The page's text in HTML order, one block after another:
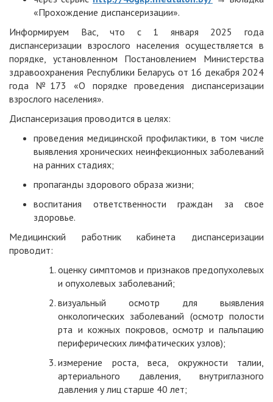
«Прохождение диспансеризации».
Информируем Вас, что с 1 января 2025 года
диспансеризации взрослого населения осуществляется в
порядке, установленном Постановлением Министерства
здравоохранения Республики Беларусь от 16 декабря 2024
года №173 «О порядке проведения диспансеризации
взрослого населения».
Диспансеризация проводится в целях:
проведения медицинской профилактики, в том числе
выявления хронических неинфекционных заболеваний
на ранних стадиях;
пропаганды здорового образа жизни;
воспитания ответственности граждан за свое
здоровье.
Медицинский работник кабинета диспансеризации
проводит:
оценку симптомов и признаков предопухолевых
и опухолевых заболеваний;
визуальный осмотр для выявления
онкологических заболеваний (осмотр полости
рта и кожных покровов, осмотр и пальпацию
периферических лимфатических узлов);
измерение роста, веса, окружности талии,
артериального давления, внутриглазного
давления у лиц старше 40 лет;